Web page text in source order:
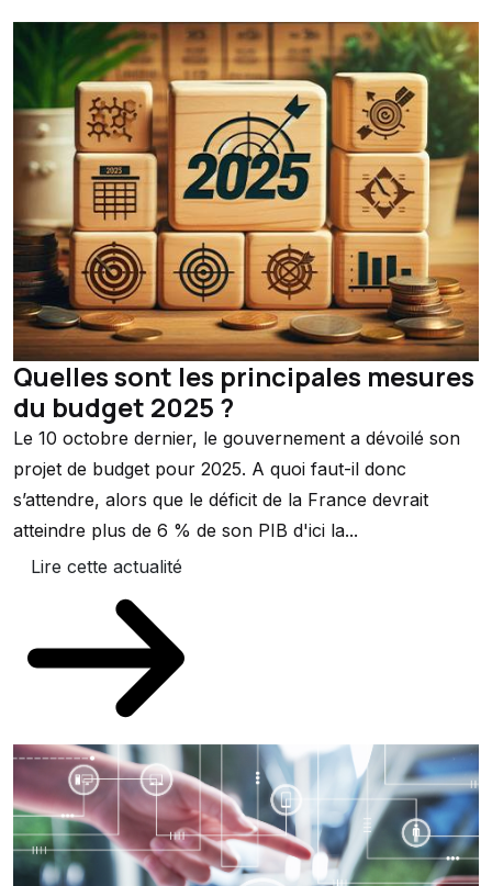
Quelles sont les principales mesures
du budget 2025 ?
Le 10 octobre dernier, le gouvernement a dévoilé son
projet de budget pour 2025. A quoi faut-il donc
s’attendre, alors que le déficit de la France devrait
atteindre plus de 6 % de son PIB d'ici la...
Lire cette actualité